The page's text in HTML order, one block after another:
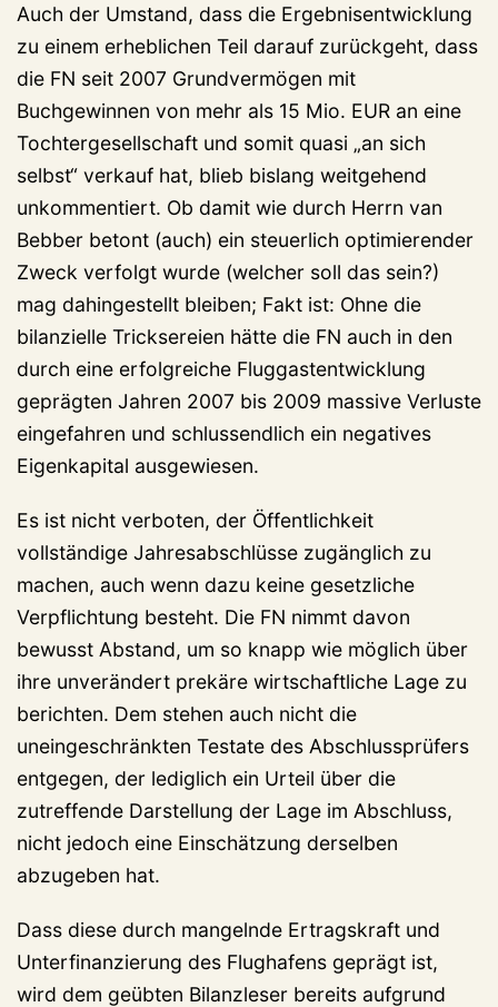
Auch der Umstand, dass die Ergebnisentwicklung
zu einem erheblichen Teil darauf zurückgeht, dass
die FN seit 2007 Grundvermögen mit
Buchgewinnen von mehr als 15 Mio. EUR an eine
Tochtergesellschaft und somit quasi „an sich
selbst“ verkauf hat, blieb bislang weitgehend
unkommentiert. Ob damit wie durch Herrn van
Bebber betont (auch) ein steuerlich optimierender
Zweck verfolgt wurde (welcher soll das sein?)
mag dahingestellt bleiben; Fakt ist: Ohne die
bilanzielle Tricksereien hätte die FN auch in den
durch eine erfolgreiche Fluggastentwicklung
geprägten Jahren 2007 bis 2009 massive Verluste
eingefahren und schlussendlich ein negatives
Eigenkapital ausgewiesen.
Es ist nicht verboten, der Öffentlichkeit
vollständige Jahresabschlüsse zugänglich zu
machen, auch wenn dazu keine gesetzliche
Verpflichtung besteht. Die FN nimmt davon
bewusst Abstand, um so knapp wie möglich über
ihre unverändert prekäre wirtschaftliche Lage zu
berichten. Dem stehen auch nicht die
uneingeschränkten Testate des Abschlussprüfers
entgegen, der lediglich ein Urteil über die
zutreffende Darstellung der Lage im Abschluss,
nicht jedoch eine Einschätzung derselben
abzugeben hat.
Dass diese durch mangelnde Ertragskraft und
Unterfinanzierung des Flughafens geprägt ist,
wird dem geübten Bilanzleser bereits aufgrund